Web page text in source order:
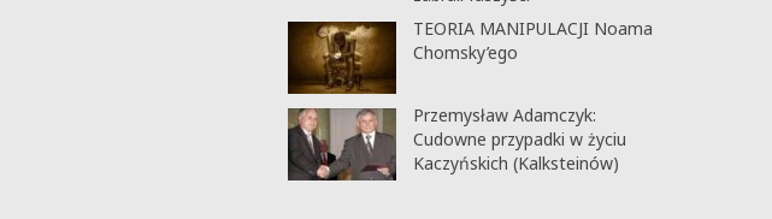
TEORIA MANIPULACJI Noama
Chomsky’ego
Przemysław Adamczyk:
Cudowne przypadki w życiu
Kaczyńskich (Kalksteinów)